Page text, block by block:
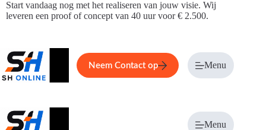
Ga
naar
Start vandaag nog met het realiseren van jouw visie. Wij
leveren een proof of concept van 40 uur voor € 2.500.
Home Service Over ons
Neem Contact op Menu
Menu